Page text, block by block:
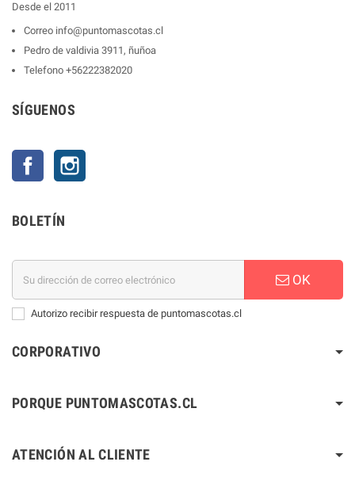
Desde el 2011
Correo info@puntomascotas.cl
Pedro de valdivia 3911, ñuñoa
Telefono +56222382020
SÍGUENOS
Facebook
BOLETÍN
OK
Autorizo recibir respuesta de puntomascotas.cl
CORPORATIVO
PORQUE PUNTOMASCOTAS.CL
ATENCIÓN AL CLIENTE